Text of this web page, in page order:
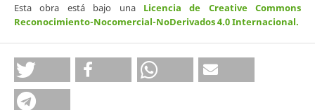
Esta obra está bajo una Licencia de Creative Commons
Reconocimiento-Nocomercial-NoDerivados 4.0 Internacional.